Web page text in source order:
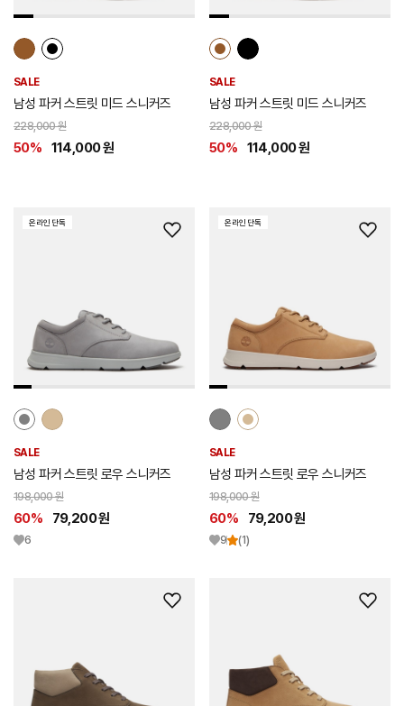
SALE
남성 파커 스트릿 미드 스니커즈
228,000 원
50% 114,000 원
SALE
남성 파커 스트릿 미드 스니커즈
228,000 원
50% 114,000 원
위
추
가
온라인 단독
SALE
남성 파커 스트릿 로우 스니커즈
198,000 원
60% 79,200 원
6
위
추
가
온라인 단독
SALE
남성 파커 스트릿 로우 스니커즈
198,000 원
60% 79,200 원
9 (1)
위
위